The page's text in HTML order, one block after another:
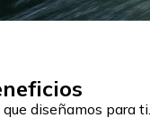
diseñamos para ti.